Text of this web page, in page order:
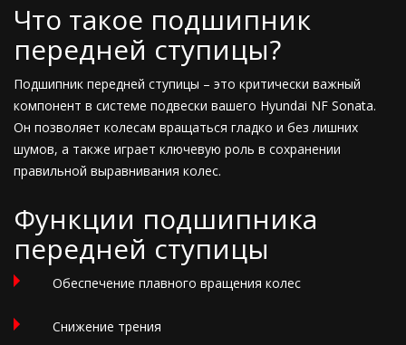
Что такое подшипник
передней ступицы?
Подшипник передней ступицы – это критически важный
компонент в системе подвески вашего Hyundai NF Sonata.
Он позволяет колесам вращаться гладко и без лишних
шумов, а также играет ключевую роль в сохранении
правильной выравнивания колес.
Функции подшипника
передней ступицы
Обеспечение плавного вращения колес
Снижение трения